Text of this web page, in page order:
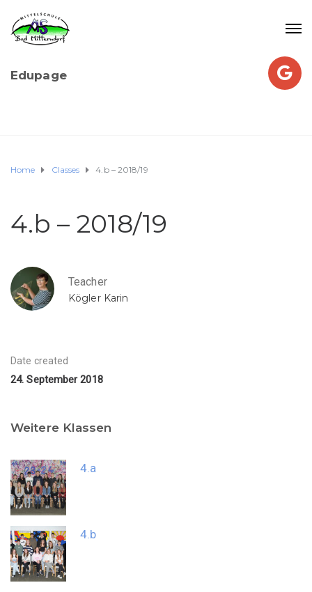
Edupage
Home Classes 4.b – 2018/19
4.b – 2018/19
Teacher
Kögler Karin
Date created
24. September 2018
Weitere Klassen
4.a
4.b